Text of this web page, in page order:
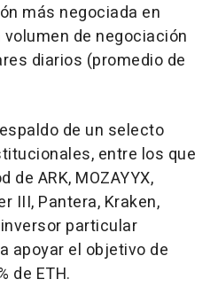
más negociada en
de negociación
diarios (promedio de
de un selecto
entre los que
ARK, MOZAYYX,
III, Pantera, Kraken,
inversor particular
apoyar el objetivo de
de ETH.